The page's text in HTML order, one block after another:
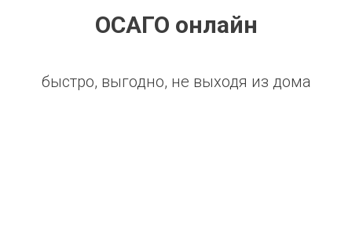
ОСАГО онлайн
быстро, выгодно, не выходя из дома